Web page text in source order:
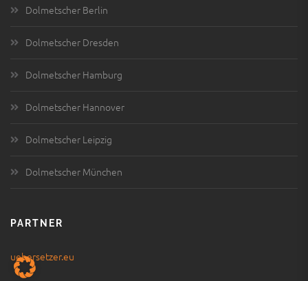
Dolmetscher Berlin
Dolmetscher Dresden
Dolmetscher Hamburg
Dolmetscher Hannover
Dolmetscher Leipzig
Dolmetscher München
PARTNER
uebersetzer.eu